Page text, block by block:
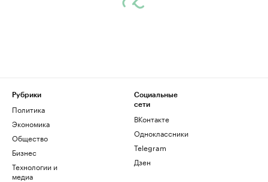
Рубрики
Политика
Экономика
Общество
Бизнес
Технологии и
медиа
Социальные
сети
ВКонтакте
Одноклассники
Telegram
Дзен